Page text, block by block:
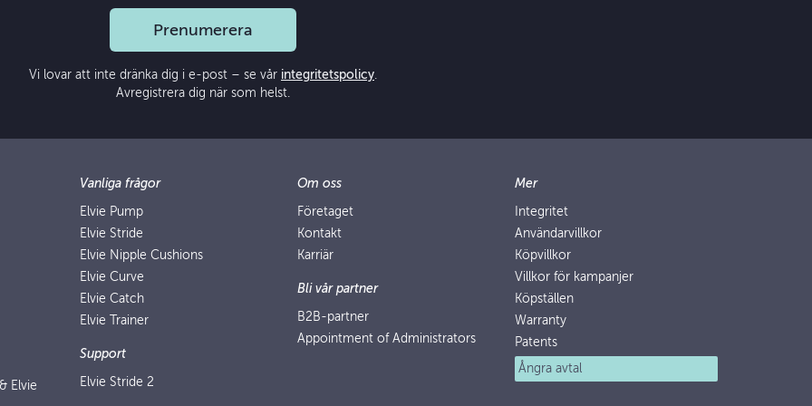
Prenumerera
Vi lovar att inte dränka dig i e-post – se vår integritetspolicy.
Avregistrera dig när som helst.
Elvie
Vanliga frågor
Elvie Pump
Elvie Stride
Elvie Nipple Cushions
Elvie Curve
Elvie Catch
Elvie Trainer
Support
Elvie Stride 2
Om oss
Företaget
Kontakt
Karriär
Bli vår partner
B2B-partner
Appointment of Administrators
Mer
Integritet
Användarvillkor
Köpvillkor
Villkor för kampanjer
Köpställen
Warranty
Patents
Ångra avtal